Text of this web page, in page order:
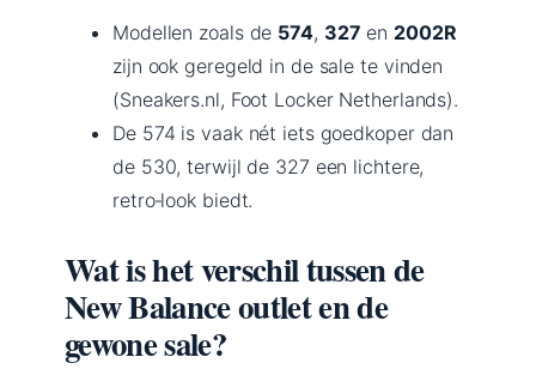
Modellen zoals de 574, 327 en 2002R
zijn ook geregeld in de sale te vinden
(Sneakers.nl, Foot Locker Netherlands).
De 574 is vaak nét iets goedkoper dan
de 530, terwijl de 327 een lichtere,
retro‑look biedt.
Wat is het verschil tussen de
New Balance outlet en de
gewone sale?